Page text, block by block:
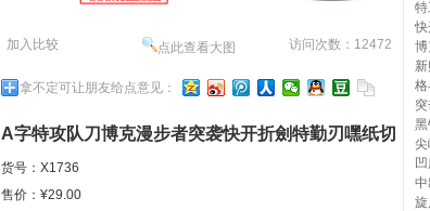
加入比较 点此查看大图 访问次数：12472
拿不定可让朋友给点意见：
A字特攻队刀博克漫步者突袭快开折劍特勤刃嘿纸切
纸仞爱莲一道剑
货号：X1736
售价：¥29.00
中